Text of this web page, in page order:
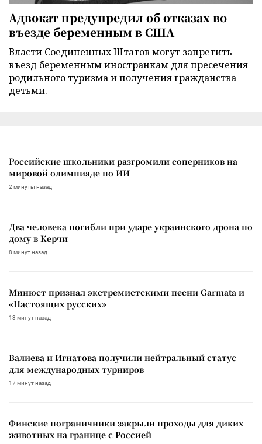
Адвокат предупредил об отказах во
въезде беременным в США
Власти Соединенных Штатов могут запретить
въезд беременным иностранкам для пресечения
родильного туризма и получения гражданства
детьми.
Российские школьники разгромили соперников на
мировой олимпиаде по ИИ
2 минуты назад
Два человека погибли при ударе украинского дрона по
дому в Керчи
8 минут назад
Минюст признал экстремистскими песни Garmata и
«Настоящих русских»
13 минут назад
Валиева и Игнатова получили нейтральный статус
для международных турниров
17 минут назад
Финские пограничники закрыли проходы для диких
животных на границе с Россией